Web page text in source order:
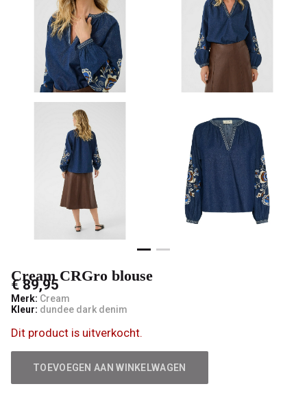
male
mode
Cream CRGro blouse
€ 89,95
Merk: Cream
Kleur: dundee dark denim
Dit product is uitverkocht.
TOEVOEGEN AAN WINKELWAGEN